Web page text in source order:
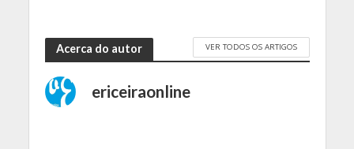
Acerca do autor VER TODOS OS ARTIGOS
ericeiraonline